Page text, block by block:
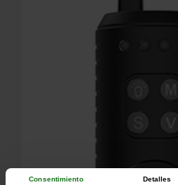
Consentimiento Detalles